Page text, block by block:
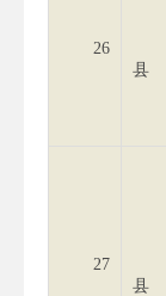
26
县
27
县